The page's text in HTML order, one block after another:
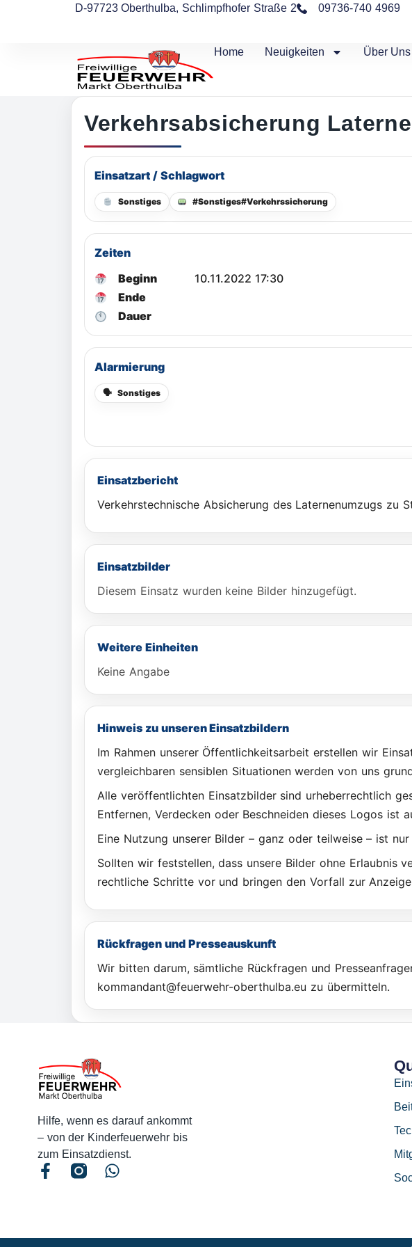
D-97723 Oberthulba, Schlimpfhofer Straße 2 09736-740 4969
Home Neuigkeiten Über Uns
Verkehrsabsicherung
Einsatzart / Schlagwort
Sonstiges #Sonstiges#Verkehrssicherung
Zeiten
Beginn
10.11.2022 17:30
Ende
Dauer
Alarmierung
🗣 Sonstiges
Einsatzbericht
Verkehrstechnische Absicherung des Laternenumzugs zu
Einsatzbilder
Diesem Einsatz wurden keine Bilder hinzugefügt.
Weitere Einheiten
Keine Angabe
Hinweis zu unseren Einsatzbildern
Im Rahmen unserer Öffentlichkeitsarbeit erstellen wir
vergleichbaren sensiblen Situationen werden von uns
Alle veröffentlichten Einsatzbilder sind urheberrechtlich
Entfernen, Verdecken oder Beschneiden dieses Logos ist
Eine Nutzung unserer Bilder – ganz oder teilweise – ist
Sollten wir feststellen, dass unsere Bilder ohne Erlaubnis
rechtliche Schritte vor und bringen den Vorfall zur
Rückfragen und Presseauskunft
Wir bitten darum, sämtliche Rückfragen und
kommandant@feuerwehr-oberthulba.eu zu übermitteln.
Hilfe, wenn es darauf ankommt
– von der Kinderfeuerwehr bis
zum Einsatzdienst.